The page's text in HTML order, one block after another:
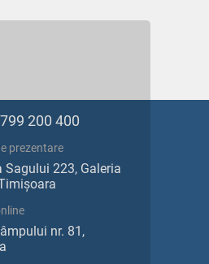
200 400
prezentare
Sagului 223, Galeria
nr. 81,